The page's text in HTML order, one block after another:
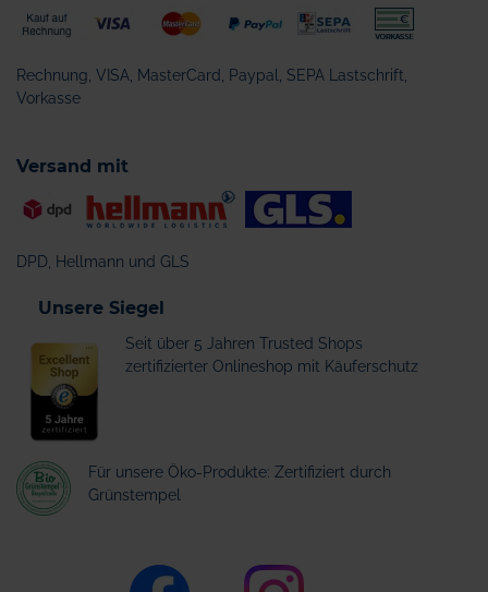
Rechnung, VISA, MasterCard, Paypal, SEPA Lastschrift,
Vorkasse
Versand mit
DPD, Hellmann und GLS
Unsere Siegel
Seit über 5 Jahren Trusted Shops
zertifizierter Onlineshop mit Käuferschutz
Für unsere Öko-Produkte: Zertifiziert durch
Grünstempel